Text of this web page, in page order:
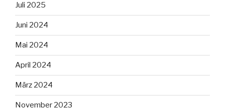
Juli 2025
Juni 2024
Mai 2024
April 2024
März 2024
November 2023